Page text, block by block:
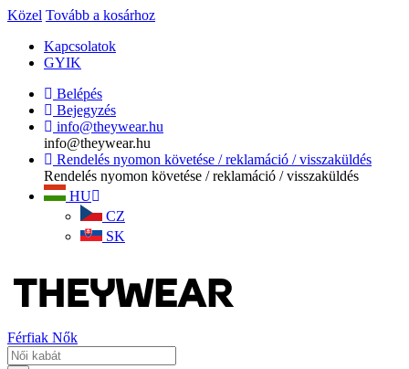
Közel Tovább a kosárhoz
Kapcsolatok
GYIK
Belépés
Bejegyzés
info@theywear.hu
info@theywear.hu
Rendelés nyomon követése / reklamáció / visszaküldés
Rendelés nyomon követése / reklamáció / visszaküldés
HU
CZ
SK
Férfiak Nők